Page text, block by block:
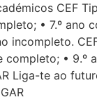
CEF
• 7.º ano
incompleto.
completo; • 9.º
Liga-te ao
· IA